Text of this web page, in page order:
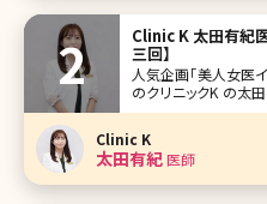
あかり
Clinic K 太田有紀
三回】
人気企画「美人女医
のクリニックK の太田有
クKは、金児盛院長の
クリニック」を掲げ、
を画す、
Clinic K
太田有紀医師